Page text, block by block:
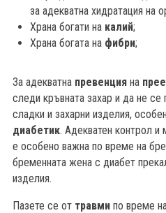
за адекватна хидратация на
Храна богати на калий;
Храна богата на фибри;
За адекватна превенцияна
следи кръвната захар и да не се
сладки и захарни изделия,
диабетик. Адекватен контрол и
е особено важна по време на
бременната жена с диабет
изделия.
Пазете се от травмипо време